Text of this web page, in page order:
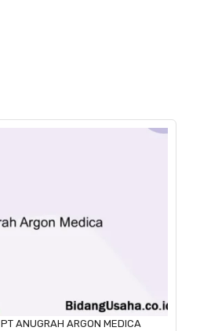
PT ANUGRAH ARGON MEDICA